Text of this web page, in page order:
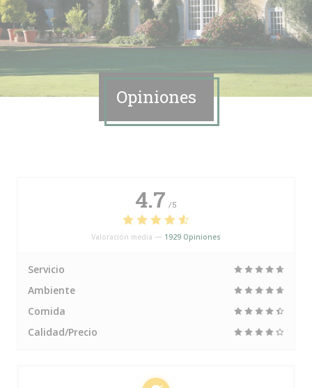
Opiniones
4.7 /5
Valoración media — 1929 Opiniones
Servicio
Ambiente
Comida
Calidad/Precio